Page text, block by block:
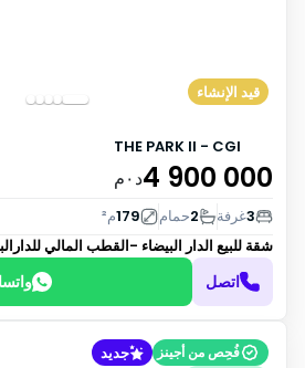
قيد الإنشاء
THE PARK II - CGI
4 900 000د٠م
3غرفة 2حمام 179م²
شقة للبيع الدار البيضاء -القطب المالي
اتصل
فُحِص من أجينز جديد